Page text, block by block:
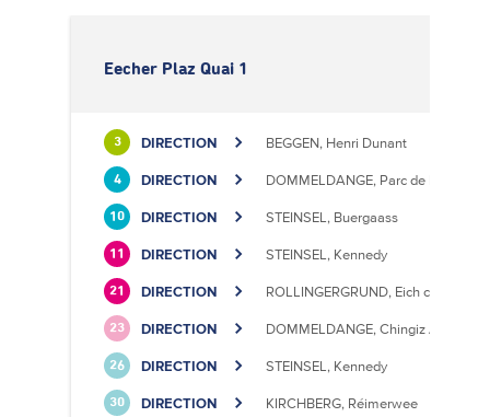
Eecher Plaz Quai 1
3 DIRECTION BEGGEN, Henri Dunant
4 DIRECTION DOMMELDANGE, Parc de l'Europe
10 DIRECTION STEINSEL, Buergaass
11 DIRECTION STEINSEL, Kennedy
21 DIRECTION ROLLINGERGRUND, Eich centre
23 DIRECTION DOMMELDANGE, Chingiz Aitmatov
26 DIRECTION STEINSEL, Kennedy
30 DIRECTION KIRCHBERG, Réimerwee